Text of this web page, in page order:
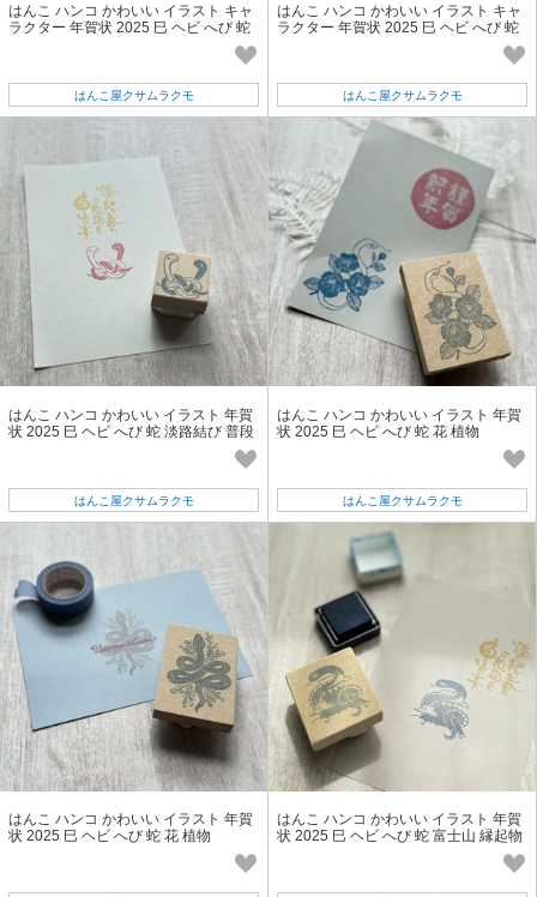
はんこ ハンコ かわいい イラスト キャ
ラクター 年賀状 2025 巳 ヘビ へび 蛇
はんこ屋クサムラクモ
はんこ ハンコ かわいい イラスト キャ
ラクター 年賀状 2025 巳 ヘビ へび 蛇
はんこ屋クサムラクモ
はんこ ハンコ かわいい イラスト 年賀
状 2025 巳 ヘビ へび 蛇 淡路結び 普段
はんこ屋クサムラクモ
はんこ ハンコ かわいい イラスト 年賀
状 2025 巳 ヘビ へび 蛇 花 植物
はんこ屋クサムラクモ
はんこ ハンコ かわいい イラスト 年賀
状 2025 巳 ヘビ へび 蛇 花 植物
はんこ ハンコ かわいい イラスト 年賀
状 2025 巳 ヘビ へび 蛇 富士山 縁起物